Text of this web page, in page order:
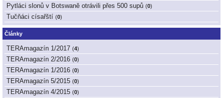
Pytláci slonů v Botswaně otrávili přes 500 supů (0)
Tučňáci císařští (0)
Články
TERAmagazín 1/2017 (4)
TERAmagazín 2/2016 (0)
TERAmagazín 1/2016 (0)
TERAmagazín 5/2015 (0)
TERAmagazín 4/2015 (0)